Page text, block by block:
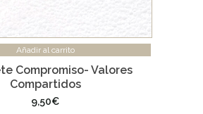
Añadir al carrito
Compromiso- Valores
Compartidos
9,50€